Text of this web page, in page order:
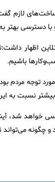
لازم
با دسترسی بهتر
اظهار
باشیم.
توجه مردم
نسبت به
خواهد شد،
چگونه